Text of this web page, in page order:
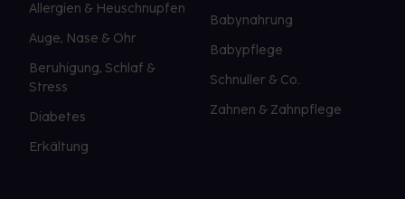
Allergien & Heuschnupfen
Auge, Nase & Ohr
Beruhigung, Schlaf &
Stress
Diabetes
Erkältung
Babynahrung
Babypflege
Schnuller & Co.
Zahnen & Zahnpflege